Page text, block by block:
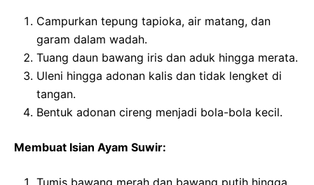
Campurkan tepung tapioka, air matang, dan
garam dalam wadah.
Tuang daun bawang iris dan aduk hingga merata.
Uleni hingga adonan kalis dan tidak lengket di
tangan.
Bentuk adonan cireng menjadi bola-bola kecil.
Membuat Isian Ayam Suwir: